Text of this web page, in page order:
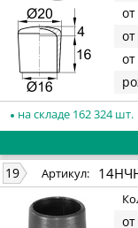
на складе 162 324 шт.
19 Артикул: